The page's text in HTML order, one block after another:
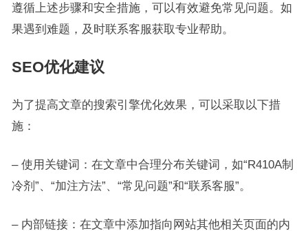
遵循上述步骤和安全措施，可以有效避免常见问题。如
果遇到难题，及时联系客服获取专业帮助。
SEO优化建议
为了提高文章的搜索引擎优化效果，可以采取以下措
施：
– 使用关键词：在文章中合理分布关键词，如“R410A制
冷剂”、“加注方法”、“常见问题”和“联系客服”。
– 内部链接：在文章中添加指向网站其他相关页面的内